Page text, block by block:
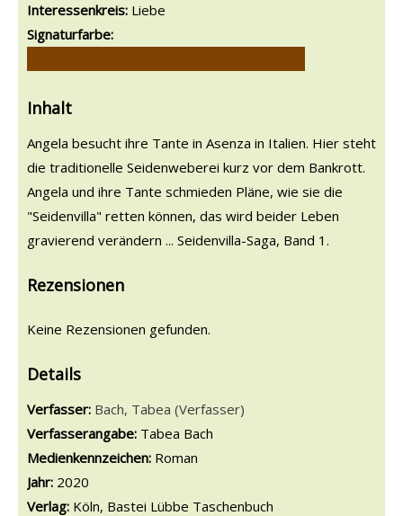
Interessenkreis: Liebe
Signaturfarbe:
Inhalt
Angela besucht ihre Tante in Asenza in Italien. Hier steht
die traditionelle Seidenweberei kurz vor dem Bankrott.
Angela und ihre Tante schmieden Pläne, wie sie die
"Seidenvilla" retten können, das wird beider Leben
gravierend verändern ... Seidenvilla-Saga, Band 1.
Rezensionen
Keine Rezensionen gefunden.
Details
Verfasser: Suche nach diesem Verfasser
Bach, Tabea (Verfasser)
Verfasserangabe: Tabea Bach
Medienkennzeichen: Roman
Jahr: 2020
Verlag: Köln, Bastei Lübbe Taschenbuch